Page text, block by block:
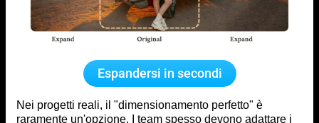
Espandersi in secondi
Nei progetti reali, il "dimensionamento perfetto" è
raramente un'opzione. I team spesso devono adattare i